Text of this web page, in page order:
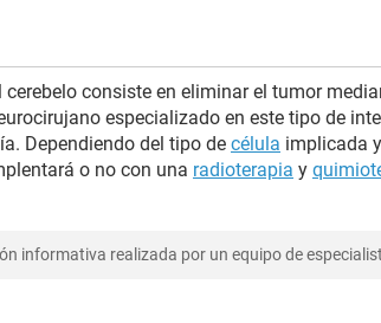
consiste en eliminar el tumor
especializado en este tipo de
Dependiendo del tipo de célula implicada
o no con una radioterapia y
informativa realizada por un equipo de